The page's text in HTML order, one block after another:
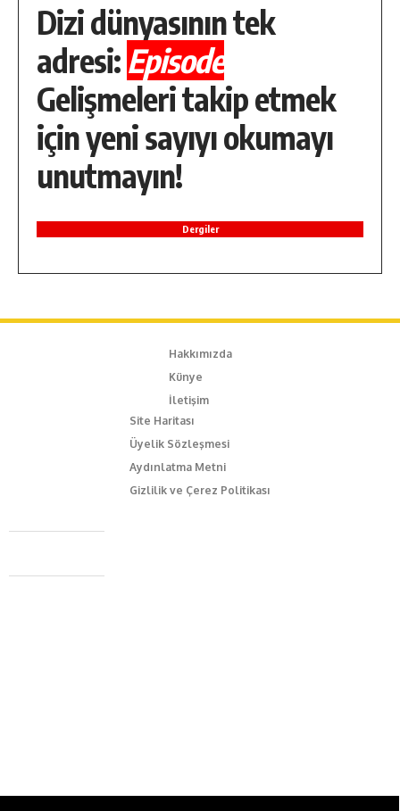
Dizi dünyasının tek
adresi: Episode
Gelişmeleri takip etmek
için yeni sayıyı okumayı
unutmayın!
Dergiler
Hakkımızda
Künye
İletişim
Site Haritası
Üyelik Sözleşmesi
Aydınlatma Metni
Gizlilik ve Çerez Politikası
Caferağa Mah. Dr. Şakir Paşa Sok. No3/A Kadıköy İstanbul
+90 543 345 46 00